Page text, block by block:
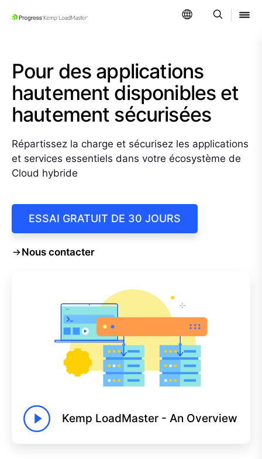
SKIP NAVIGATION
Pour des applications
hautement disponibles et
hautement sécurisées
Répartissez la charge et sécurisez les applications
et services essentiels dans votre écosystème de
Cloud hybride
ESSAI GRATUIT DE 30 JOURS
Nous contacter
Kemp LoadMaster - An Overview